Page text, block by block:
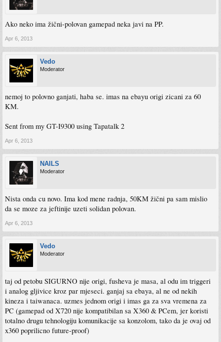
Ako neko ima žični-polovan gamepad neka javi na PP.
Apr 6, 2013
Vedo
Moderator
nemoj to polovno ganjati, haba se. imas na ebayu origi zicani za 60
KM.
Sent from my GT-I9300 using Tapatalk 2
Apr 6, 2013
NAILS
Moderator
Nista onda cu novo. Ima kod mene radnja, 50KM žični pa sam mislio
da se moze za jeftinije uzeti solidan polovan.
Apr 6, 2013
Vedo
Moderator
taj od petobu SIGURNO nije origi, fusheva je masa, al odu im triggeri
i analog gljivice kroz par mjeseci. ganjaj sa ebaya, al ne od nekih
kineza i taiwanaca. uzmes jednom origi i imas ga za sva vremena za
PC (gamepad od X720 nije kompatibilan sa X360 & PCem, jer koristi
totalno drugu tehnologiju komunikacije sa konzolom, tako da je ovaj od
x360 poprilicno future-proof)